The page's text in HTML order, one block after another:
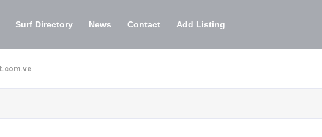
Surf Directory News Contact Add Listing